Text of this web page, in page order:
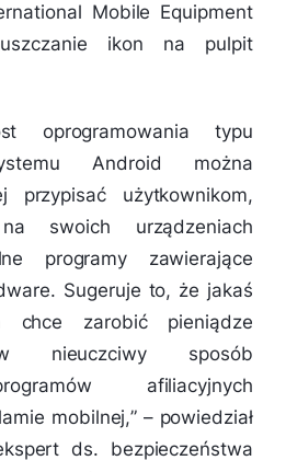
Mobile Equipment
ikon na pulpit
oprogramowania typu
Android można
przypisać użytkownikom,
swoich urządzeniach
programy zawierające
Sugeruje to, że jakaś
chce zarobić pieniądze
nieuczciwy sposób
afiliacyjnych
mobilnej,” – powiedział
ds. bezpieczeństwa